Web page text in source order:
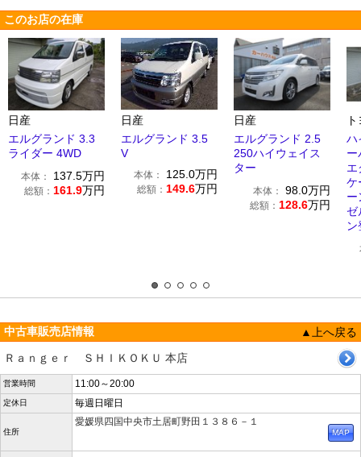
このお店の在庫
日産
エルグランド 3.3
ライダー 4WD
本体： 137.5万円
総額： 161.9万円
日産
エルグランド 3.5
V
本体： 125.0万円
総額： 149.6万円
日産
エルグランド 2.5
250ハイウェイス
ター
本体： 98.0万円
総額： 128.6万円
ハ
ー
エ
ケ
ー
ゼ
ン
中古車販売店情報
▲上へ戻る
Ｒａｎｇｅｒ ＳＨＩＫＯＫＵ 本店
営業時間 11:00～20:00
定休日 毎週日曜日
住所
愛媛県四国中央市土居町野田１３８６－１